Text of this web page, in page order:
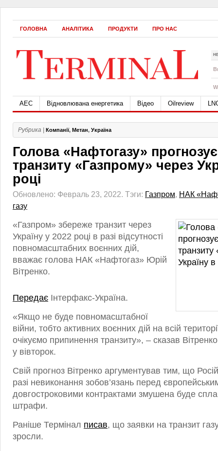
ГОЛОВНА АНАЛІТИКА ПРОДУКТИ ПРО НАС
АЕС Відновлювана енергетика Відео Oilreview
Рубрика | Компанії, Метан, Україна
Голова «Нафтогазу»
транзиту «Газпрому» через
році
Обновлено: Февраль 23, 2022. Тэги: Газпром, НАК
газу
«Газпром» збереже транзит через
Україну у 2022 році в разі відсутності
повномасштабних воєнних дій,
вважає голова НАК «Нафтогаз» Юрій
Вітренко.
Передає Інтерфакс-Україна.
«Якщо не буде повномасштабної
війни, тобто активних воєнних дій на всій
очікуємо припинення транзиту», – сказав
у вівторок.
Свій прогноз Вітренко аргументував тим, що
разі невиконання зобов’язань перед
довгостроковими контрактами змушена буде
штрафи.
Раніше Термінал писав, що заявки на транзит
зросли.